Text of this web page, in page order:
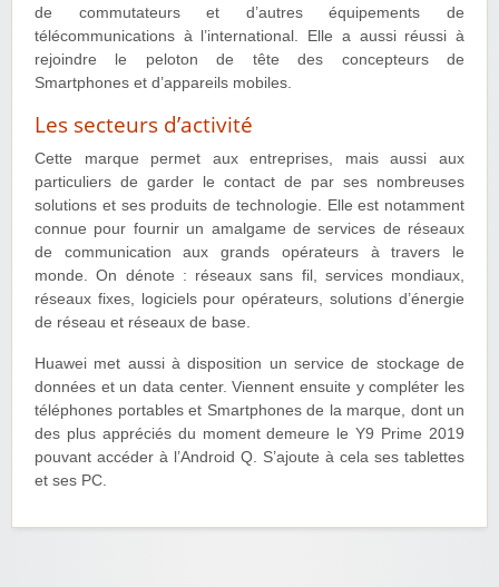
de commutateurs et d’autres équipements de
télécommunications à l’international. Elle a aussi réussi à
rejoindre le peloton de tête des concepteurs de
Smartphones et d’appareils mobiles.
Les secteurs d’activité
Cette marque permet aux entreprises, mais aussi aux
particuliers de garder le contact de par ses nombreuses
solutions et ses produits de technologie. Elle est notamment
connue pour fournir un amalgame de services de réseaux
de communication aux grands opérateurs à travers le
monde. On dénote : réseaux sans fil, services mondiaux,
réseaux fixes, logiciels pour opérateurs, solutions d’énergie
de réseau et réseaux de base.
Huawei met aussi à disposition un service de stockage de
données et un data center. Viennent ensuite y compléter les
téléphones portables et Smartphones de la marque, dont un
des plus appréciés du moment demeure le Y9 Prime 2019
pouvant accéder à l’Android Q. S’ajoute à cela ses tablettes
et ses PC.